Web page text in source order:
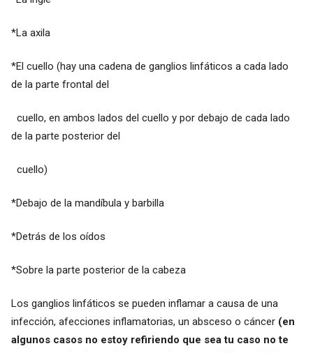
*La axila
*El cuello (hay una cadena de ganglios linfáticos a cada lado
de la parte frontal del
cuello, en ambos lados del cuello y por debajo de cada lado
de la parte posterior del
cuello)
*Debajo de la mandíbula y barbilla
*Detrás de los oídos
*Sobre la parte posterior de la cabeza
Los ganglios linfáticos se pueden inflamar a causa de una
infección, afecciones inflamatorias, un absceso o cáncer (en
algunos casos no estoy refiriendo que sea tu caso no te